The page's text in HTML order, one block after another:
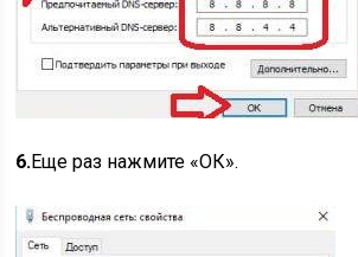
6.Еще раз нажмите «ОК».